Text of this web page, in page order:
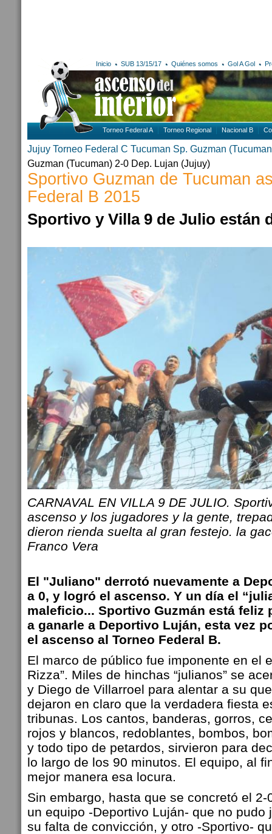
Inicio SUB 13/15/17 Quiénes somos Gol A Gol
Torneo Federal A Torneo Regional Nacional B
Jujuy Torneo Federal C Tucuman Sp. Guzman
Guzman (Tucuman) 2-0 Dep. Lujan (Jujuy)
Sportivo Guzman de Tucuman
Federal B 2015
Sportivo y Villa 9 de Julio están
CARNAVAL EN VILLA 9 DE JULIO.
ascenso y los jugadores y la gente,
dieron rienda suelta al gran festejo. la
Franco Vera
El "Juliano" derrotó nuevamente a
a 0, y logró el ascenso. Y un día el
maleficio... Sportivo Guzmán está feliz
a ganarle a Deportivo Luján, esta vez
el ascenso al Torneo Federal B.
El marco de público fue imponente en el
Rizza”. Miles de hinchas “julianos” se
y Diego de Villarroel para alentar a su
dejaron en claro que la verdadera fiesta
tribunas. Los cantos, banderas, gorros,
rojos y blancos, redoblantes, bombos,
y todo tipo de petardos, sirvieron para
lo largo de los 90 minutos. El equipo, al
mejor manera esa locura.
Sin embargo, hasta que se concretó el
un equipo -Deportivo Luján- que no pudo
su falta de convicción, y otro -Sportivo-